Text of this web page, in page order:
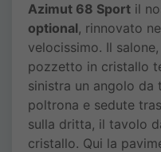
Azimut 68 Sport il
optional, rinnovato
velocissimo. Il
pozzetto in cristallo
sinistra un angolo da
poltrona e sedute
sulla dritta, il tavolo
cristallo. Qui la